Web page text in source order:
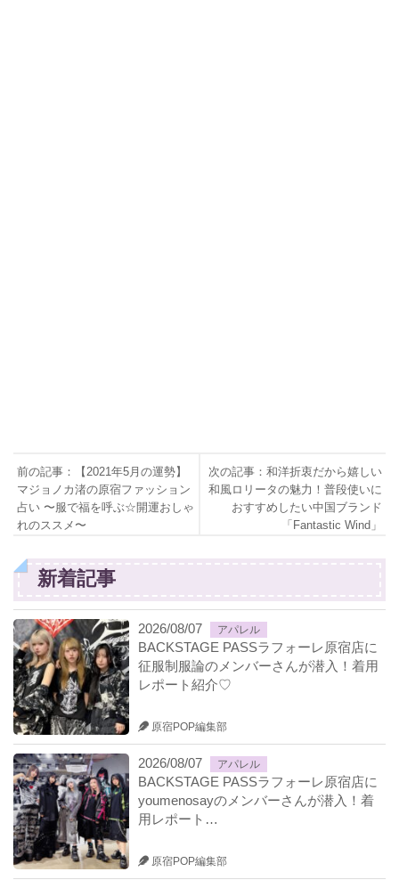
前の記事：【2021年5月の運勢】
マジョノカ渚の原宿ファッション
占い 〜服で福を呼ぶ☆開運おしゃ
れのススメ〜
次の記事：和洋折衷だから嬉しい
和風ロリータの魅力！普段使いに
おすすめしたい中国ブランド
「Fantastic Wind」
新着記事
2026/08/07 アパレル
BACKSTAGE PASSラフォーレ原宿店に
征服制服論のメンバーさんが潜入！着用
レポート紹介♡
原宿POP編集部
2026/08/07 アパレル
BACKSTAGE PASSラフォーレ原宿店に
youmenosayのメンバーさんが潜入！着
用レポート…
原宿POP編集部